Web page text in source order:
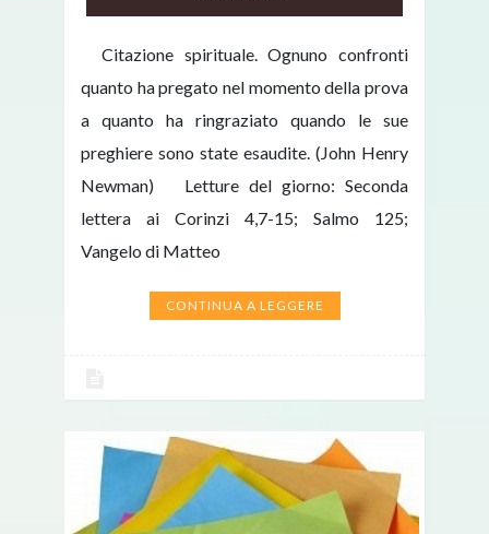
Citazione spirituale. Ognuno confronti
quanto ha pregato nel momento della prova
a quanto ha ringraziato quando le sue
preghiere sono state esaudite. (John Henry
Newman) Letture del giorno: Seconda
lettera ai Corinzi 4,7-15; Salmo 125;
Vangelo di Matteo
CONTINUA A LEGGERE